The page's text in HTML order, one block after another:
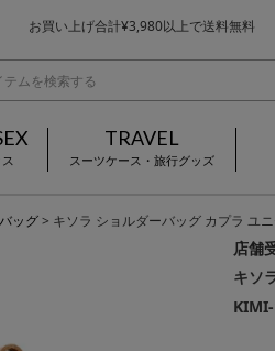
お買い上げ合計¥3,980以上で送料無料
営業日を目安に順次発送（一部お取り寄せ商
TRAVEL
スーツケース・旅行グッズ
ッグ キソラ ショルダーバッグ カプラ ユ
店舗
キソ